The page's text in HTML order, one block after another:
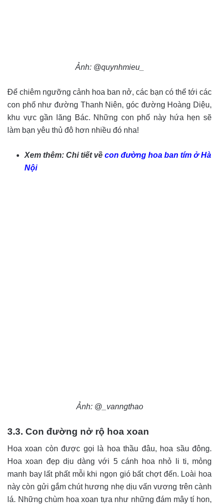
Ảnh: @quynhmieu_
Để chiêm ngưỡng cảnh hoa ban nở, các bạn có thể tới các
con phố như đường Thanh Niên, góc đường Hoàng Diệu,
khu vực gần lăng Bác. Những con phố này hứa hẹn sẽ
làm bạn yêu thủ đô hơn nhiều đó nha!
Xem thêm: Chi tiết về con đường hoa ban tím ở Hà
Nội
Ảnh: @_vanngthao
3.3. Con đường nở rộ hoa xoan
Hoa xoan còn được gọi là hoa thầu đâu, hoa sầu đông.
Hoa xoan đẹp dịu dàng với 5 cánh hoa nhỏ li ti, mỏng
manh bay lất phất mỗi khi ngọn gió bất chợt đến. Loài hoa
này còn gửi gắm chút hương nhẹ dịu vấn vương trên cành
lá. Những chùm hoa xoan tựa như những đám mây tí hon,